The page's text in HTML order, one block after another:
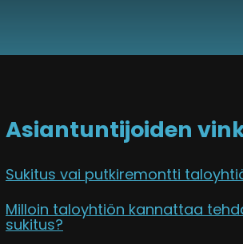
Asiantuntijoiden
Sukitus vai putkiremontti
Milloin taloyhtiön kannattaa
sukitus?